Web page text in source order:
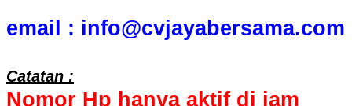
email : info@cvjayabersama.com
Catatan :
Nomor Hp hanya aktif di jam